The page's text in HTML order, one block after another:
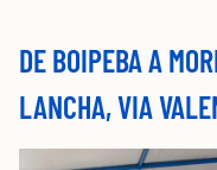
DE BOIPEBA A
LANCHA, VIA